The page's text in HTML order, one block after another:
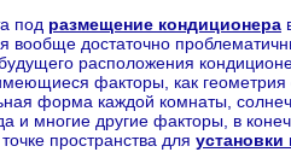
под размещение кондиционера
вообще достаточно
расположения
факторы, как геометрия
форма каждой комнаты,
и многие другие факторы, в
пространства для